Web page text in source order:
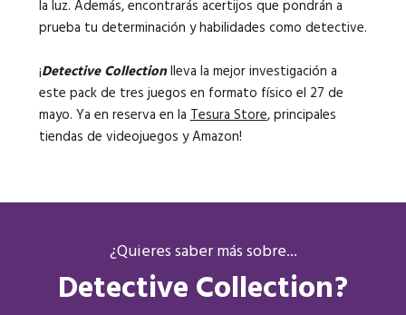
la luz. Además, encontrarás acertijos que pondrán a
prueba tu determinación y habilidades como detective.
¡Detective Collectionlleva la mejor investigación a
este pack de tres juegos en formato físico el 27 de
mayo. Ya en reserva en laTesura Store, principales
tiendas de videojuegos y Amazon!
¿Quieres saber más sobre...
Detective Collection?